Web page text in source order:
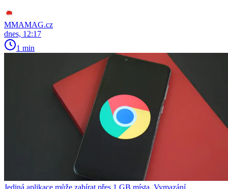
MMAMAG.cz
dnes, 12:17
1 min
Jediná aplikace může zabírat přes 1 GB místa. Vymazání